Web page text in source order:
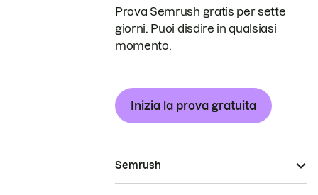
Prova Semrush gratis per sette
giorni. Puoi disdire in qualsiasi
momento.
Inizia la prova gratuita
Semrush